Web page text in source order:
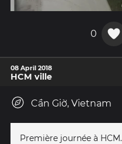
0
08 April 2018
HCM ville
Cần Giờ, Vietnam
Première journée à HCM.